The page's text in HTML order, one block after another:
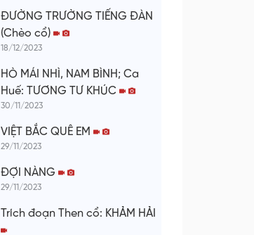
ĐƯỜNG TRƯỜNG TIẾNG ĐÀN
(Chèo cổ)
18/12/2023
HÒ MÁI NHÌ, NAM BÌNH; Ca
Huế: TƯƠNG TƯ KHÚC
30/11/2023
VIỆT BẮC QUÊ EM
29/11/2023
ĐỢI NÀNG
29/11/2023
Trích đoạn Then cổ: KHẢM HẢI